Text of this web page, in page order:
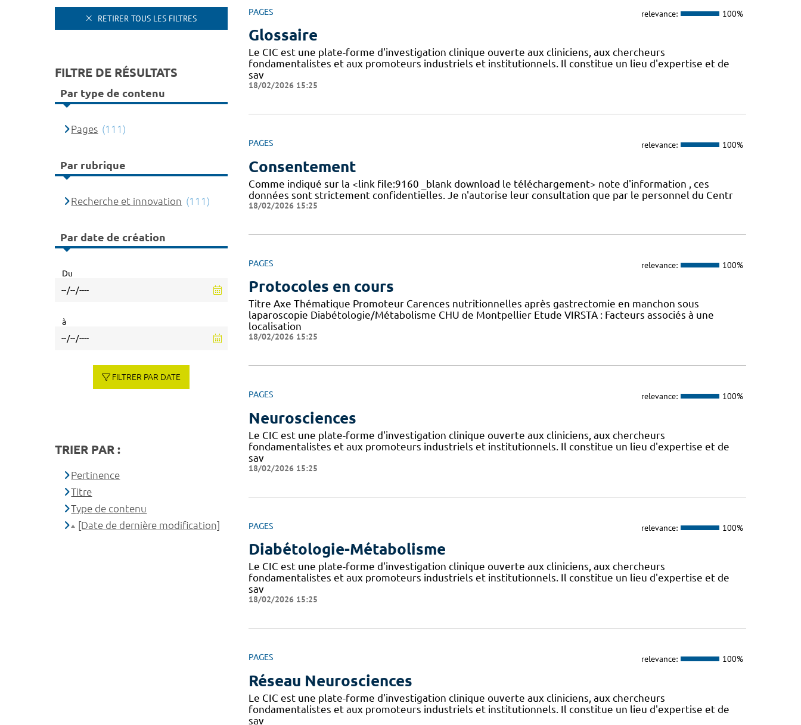
PAGES relevance: 100%
Glossaire
Le CIC est une plate-forme d'investigation clinique ouverte aux cliniciens, aux chercheurs
fondamentalistes et aux promoteurs industriels et institutionnels. Il constitue un lieu d'expertise et de
sav
18/02/2026 15:25
PAGES relevance: 100%
Consentement
Comme indiqué sur la <link file:9160 _blank download le téléchargement> note d'information , ces
données sont strictement confidentielles. Je n'autorise leur consultation que par le personnel du Centr
18/02/2026 15:25
PAGES relevance: 100%
Protocoles en cours
Titre Axe Thématique Promoteur Carences nutritionnelles après gastrectomie en manchon sous
laparoscopie Diabétologie/Métabolisme CHU de Montpellier Etude VIRSTA : Facteurs associés à une
localisation
18/02/2026 15:25
PAGES relevance: 100%
Neurosciences
Le CIC est une plate-forme d'investigation clinique ouverte aux cliniciens, aux chercheurs
fondamentalistes et aux promoteurs industriels et institutionnels. Il constitue un lieu d'expertise et de
sav
18/02/2026 15:25
PAGES relevance: 100%
Diabétologie-Métabolisme
Le CIC est une plate-forme d'investigation clinique ouverte aux cliniciens, aux chercheurs
fondamentalistes et aux promoteurs industriels et institutionnels. Il constitue un lieu d'expertise et de
sav
18/02/2026 15:25
PAGES relevance: 100%
Réseau Neurosciences
Le CIC est une plate-forme d'investigation clinique ouverte aux cliniciens, aux chercheurs
fondamentalistes et aux promoteurs industriels et institutionnels. Il constitue un lieu d'expertise et de
sav
RETIRER TOUS LES FILTRES
FILTRE DE RÉSULTATS
Par type de contenu
Pages (111)
Par rubrique
Recherche et innovation (111)
Par date de création
Du
à
FILTRER PAR DATE
TRIER PAR :
Pertinence
Titre
Type de contenu
[Date de dernière modification]